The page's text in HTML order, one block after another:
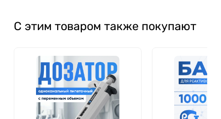
С этим товаром также покупают